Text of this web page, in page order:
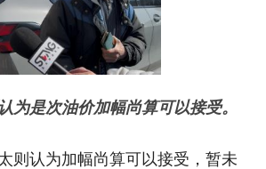
为是次油价加幅尚算可以接受。
则认为加幅尚算可以接受，暂未